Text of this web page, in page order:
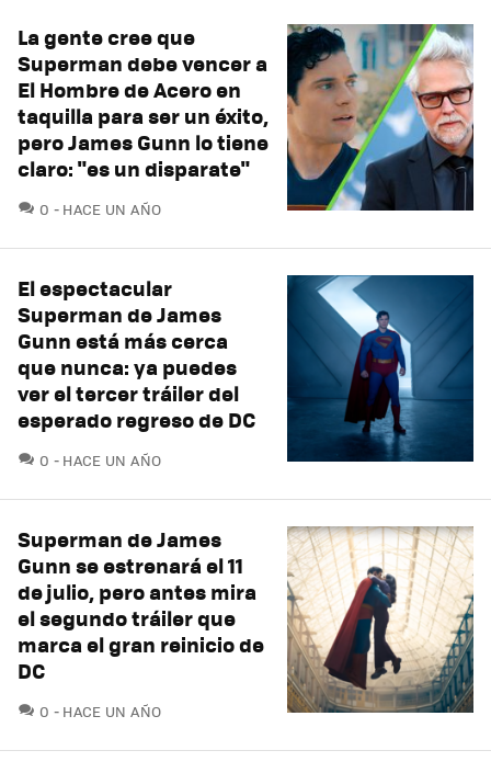
La gente cree que
Superman debe vencer a
El Hombre de Acero en
taquilla para ser un éxito,
pero James Gunn lo tiene
claro: "es un disparate"
0 COMENTARIOS
HACE UN AÑO
El espectacular
Superman de James
Gunn está más cerca
que nunca: ya puedes
ver el tercer tráiler del
esperado regreso de DC
0 COMENTARIOS
HACE UN AÑO
Superman de James
Gunn se estrenará el 11
de julio, pero antes mira
el segundo tráiler que
marca el gran reinicio de
DC
0 COMENTARIOS
HACE UN AÑO